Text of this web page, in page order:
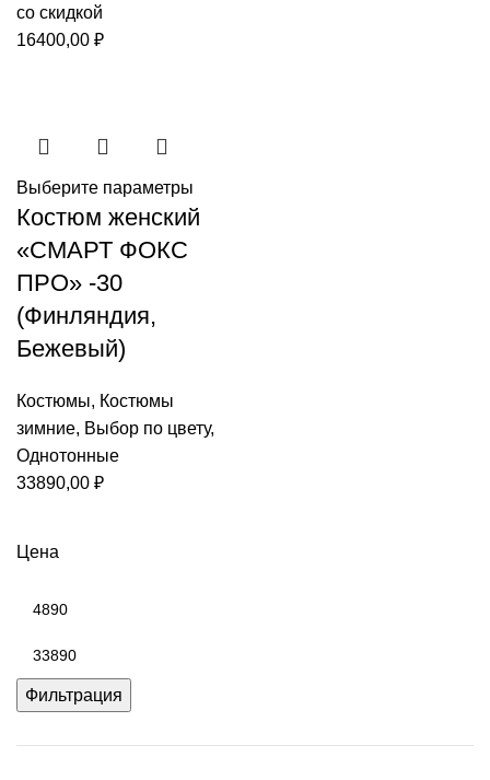
Цена
Фильтрация
со скидкой
16400,00 ₽
Выберите параметры
Костюм женский
«СМАРТ ФОКС
ПРО» -30
(Финляндия,
Бежевый)
Костюмы, Костюмы
зимние, Выбор по цвету,
Однотонные
33890,00 ₽